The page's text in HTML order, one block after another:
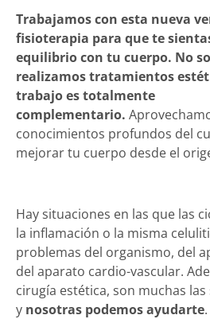
Trabajamos con esta nueva
fisioterapia para que te
equilibrio con tu cuerpo. No
realizamos tratamientos
trabajo es totalmente
complementario.
conocimientos profundos del
mejorar tu cuerpo desde el
Hay situaciones en las que las
la inflamación o la misma
problemas del organismo, del
del aparato cardio-vascular.
cirugía estética, son muchas las
y nosotras podemos ayudarte.